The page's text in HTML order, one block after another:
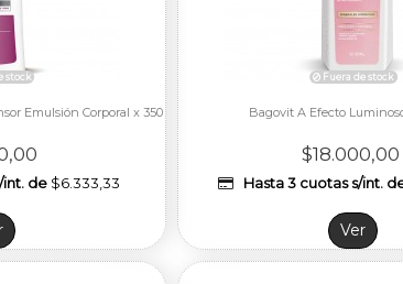
Emulsión Corporal x 350
int. de $6.333,33
Bagovit A Efecto
$18.000,00
Hasta 3 cuotas s/int.
Ver